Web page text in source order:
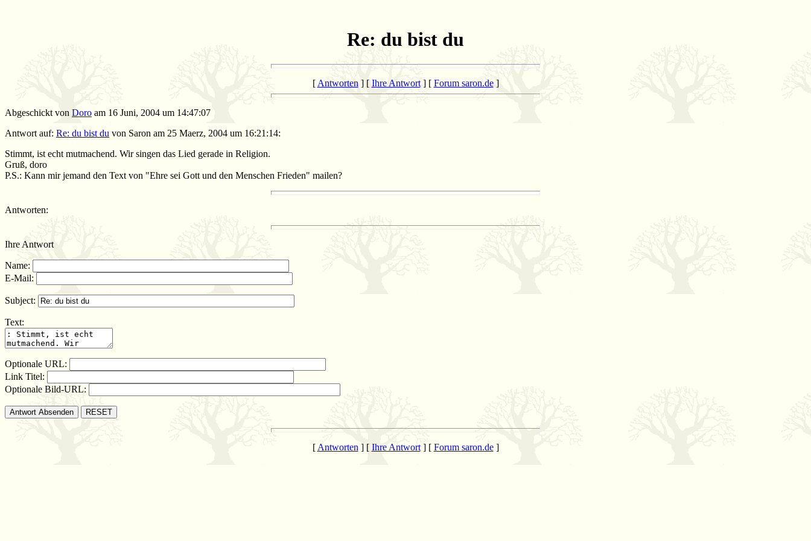
Re: du bist du
[ Antworten ] [ Ihre Antwort] [ Forum saron.de]
Abgeschickt von Doro am 16 Juni, 2004 um 14:47:07
Antwort auf: Re: du bist du von Saron am 25 Maerz, 2004 um 16:21:14:
Stimmt, ist echt mutmachend. Wir singen das Lied gerade in Religion.
Gruß, doro
P.S.: Kann mir jemand den Text von "Ehre sei Gott und den Menschen Frieden" mailen?
Antworten:
Ihre Antwort
Name:
E-Mail:
Subject:
Text:
Optionale URL:
Link Titel:
Optionale Bild-URL:
[ Antworten ] [ Ihre Antwort] [ Forum saron.de]